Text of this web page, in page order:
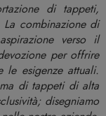
di tappeti,
combinazione di
verso il
per offrire
le esigenze attuali.
di tappeti di alta
disegniamo